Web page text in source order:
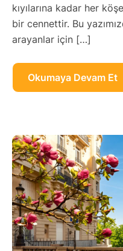
kıyılarına kadar her
bir cennettir. Bu
arayanlar için […]
Okumaya Devam Et